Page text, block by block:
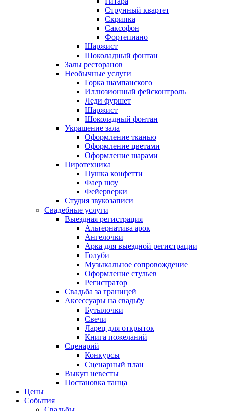
Струнный квартет
Скрипка
Саксофон
Фортепиано
Шаржист
Шоколадный фонтан
Залы ресторанов
Необычные услуги
Горка шампанского
Иллюзионный фейсконтроль
Леди фуршет
Шаржист
Шоколадный фонтан
Украшение зала
Оформление тканью
Оформление цветами
Оформление шарами
Пиротехника
Пушка конфетти
Фаер шоу
Фейерверки
Студия звукозаписи
Свадебные услуги
Выездная регистрация
Альтернатива арок
Ангелочки
Арка для выездной регистрации
Голуби
Музыкальное сопровождение
Оформление стульев
Регистратор
Свадьба за границей
Аксессуары на свадьбу
Бутылочки
Свечи
Ларец для открыток
Книга пожеланий
Сценарий
Конкурсы
Сценарный план
Выкуп невесты
Постановка танца
Цены
События